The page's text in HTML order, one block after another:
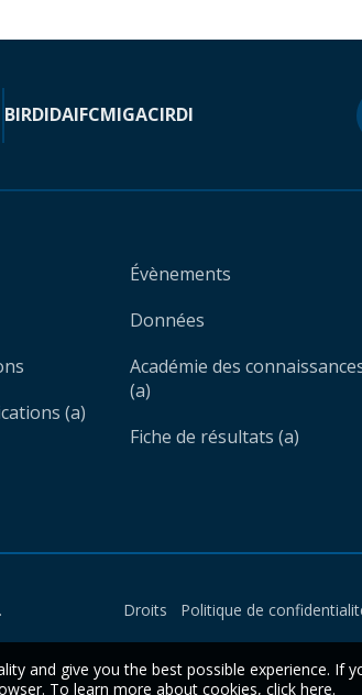
BIRDIDAIFCMIGACIRDI
(a)
Évènements
Données
Académie des
(a)
Fiche de résultats (a)
Droits Politique de
and give you the best possible experience. If
To learn more about cookies, click here.